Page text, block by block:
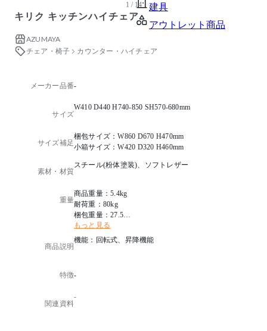
建具
アウトレット商品
1 / 14
キリク キッチンハイチェア
AZUMAYA
チェア・椅子
カウンター・ハイチェア
メーカー品番-
サイズ
W410 D440 H740-850 SH570-680mm
サイズ補足
梱包サイズ：W860 D670 H470mm
小箱サイズ：W420 D320 H460mm
素材・材質
スチール(粉体塗装)、ソフトレザー
重量
商品重量：5.4kg
耐荷重：80kg
梱包重量：27.5kg
小箱重量：6.5kg
もっと見る
商品説明
機能：回転式、昇降機能
特徴-
関連資料
-